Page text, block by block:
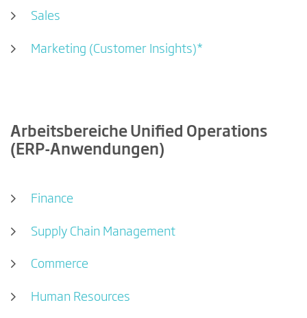
Sales
Marketing (Customer Insights)*
Arbeitsbereiche Unified Operations
(ERP-Anwendungen)
Finance
Supply Chain Management
Commerce
Human Resources